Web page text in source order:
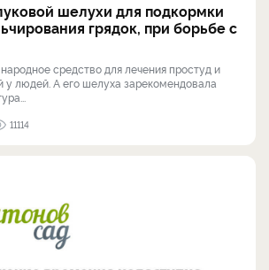
шелухи для подкормки
грядок, при борьбе с
средство для лечения простуд и
у людей. А его шелуха зарекомендовала
11114